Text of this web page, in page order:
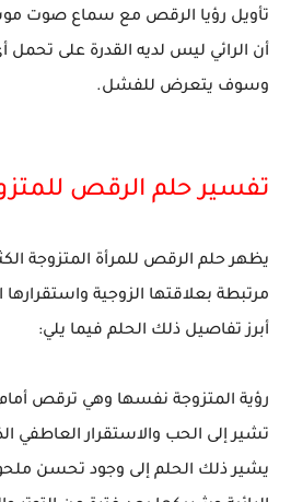
تأويل رؤيا الرقص مع سماع صوت
أن الرائي ليس لديه القدرة على تحمل
وسوف يتعرض للفشل.
تفسير حلم الرقص
يظهر حلم الرقص للمرأة المتزوجة
مرتبطة بعلاقتها الزوجية
أبرز تفاصيل ذلك الحلم فيما يلي:
رؤية المتزوجة نفسها وهي ترقص
تشير إلى الحب والاستقرار العاطفي
يشير ذلك الحلم إلى وجود تحسن